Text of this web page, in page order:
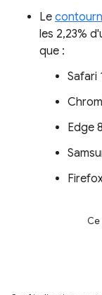
Le
les 2,23%
que :
Safari
Edge